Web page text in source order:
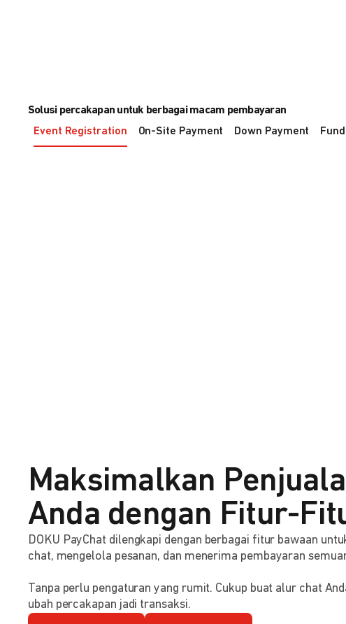
Solusi percakapan untuk berbagai macam pembayaran
Event Registration
On-Site Payment Down Payment
Maksimalkan
Anda dengan Fitur-
DOKU PayChat dilengkapi dengan berbagai fitur bawaan
chat, mengelola pesanan, dan menerima pembayaran
Tanpa perlu pengaturan yang rumit. Cukup buat alur chat
ubah percakapan jadi transaksi.